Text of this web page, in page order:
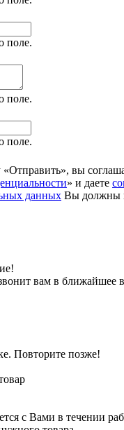
поле.
поле.
поле.
вы
» и даете
данных Вы должны
вам в ближайшее
Повторите позже!
с Вами в течении